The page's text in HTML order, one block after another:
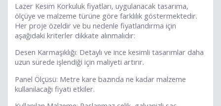
Lazer Kesim Korkuluk fiyatları, uygulanacak tasarıma,
ölçüye ve malzeme türüne göre farklılık göstermektedir.
Her proje özeldir ve bu nedenle fiyatlandırma için
aşağıdaki kriterler dikkate alınmalıdır:
Desen Karmaşıklığı: Detaylı ve ince kesimli tasarımlar daha
uzun sürede işlendiği için maliyeti artırır.
Panel Ölçüsü: Metre kare bazında ne kadar malzeme
kullanılacağı fiyatı etkiler.